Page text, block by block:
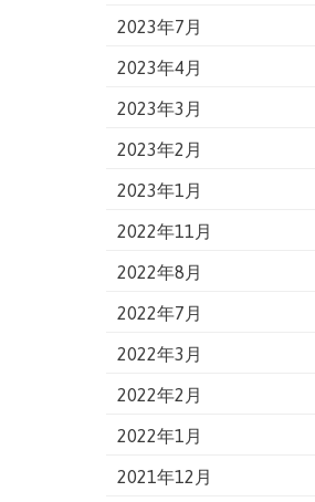
2023年7月
2023年4月
2023年3月
2023年2月
2023年1月
2022年11月
2022年8月
2022年7月
2022年3月
2022年2月
2022年1月
2021年12月